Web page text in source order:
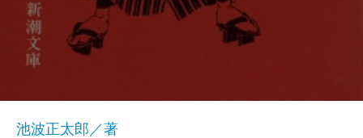
池波正太郎／著